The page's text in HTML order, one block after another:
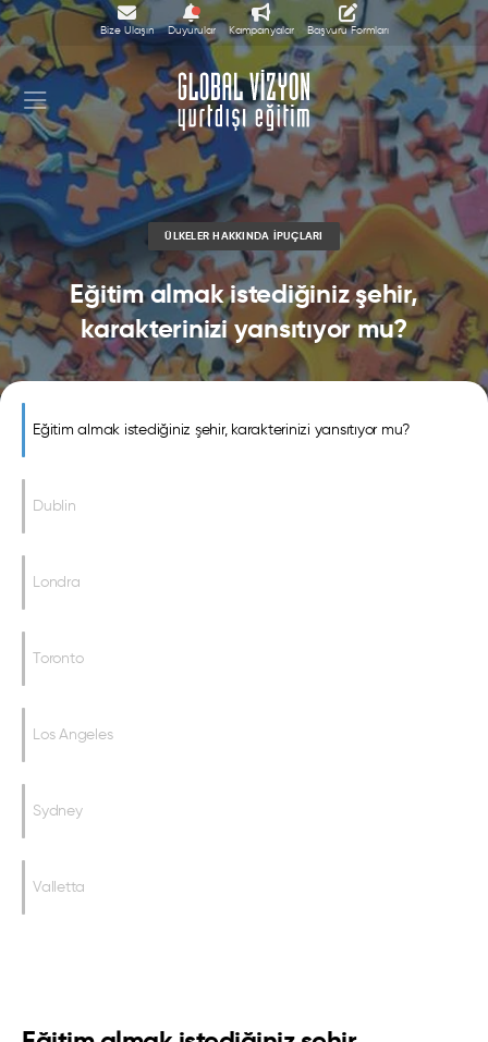
Bize Ulaşın Duyurular Kampanyalar Başvuru Formları
ÜLKELER HAKKINDA İPUÇLARI
Eğitim almak istediğiniz şehir,
karakterinizi yansıtıyor mu?
Eğitim almak istediğiniz şehir, karakterinizi yansıtıyor mu?
Dublin
Londra
Toronto
Los Angeles
Sydney
Valletta